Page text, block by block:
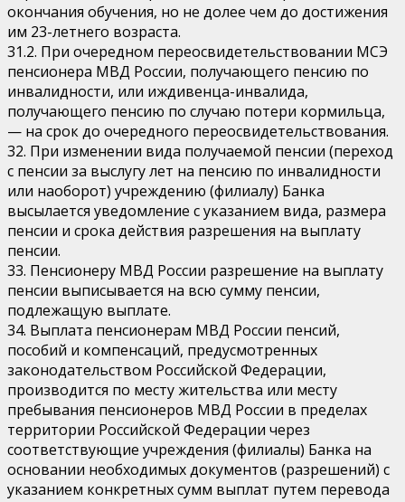
окончания обучения, но не долее чем до достижения
им 23-летнего возраста.
31.2. При очередном переосвидетельствовании МСЭ
пенсионера МВД России, получающего пенсию по
инвалидности, или иждивенца-инвалида,
получающего пенсию по случаю потери кормильца,
— на срок до очередного переосвидетельствования.
32. При изменении вида получаемой пенсии (переход
с пенсии за выслугу лет на пенсию по инвалидности
или наоборот) учреждению (филиалу) Банка
высылается уведомление с указанием вида, размера
пенсии и срока действия разрешения на выплату
пенсии.
33. Пенсионеру МВД России разрешение на выплату
пенсии выписывается на всю сумму пенсии,
подлежащую выплате.
34. Выплата пенсионерам МВД России пенсий,
пособий и компенсаций, предусмотренных
законодательством Российской Федерации,
производится по месту жительства или месту
пребывания пенсионеров МВД России в пределах
территории Российской Федерации через
соответствующие учреждения (филиалы) Банка на
основании необходимых документов (разрешений) с
указанием конкретных сумм выплат путем перевода